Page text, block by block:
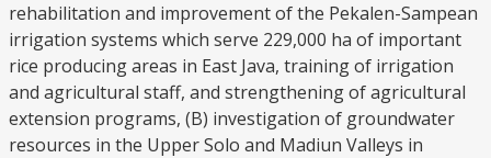
rehabilitation and improvement of the Pekalen-Sampean
irrigation systems which serve 229,000 ha of important
rice producing areas in East Java, training of irrigation
and agricultural staff, and strengthening of agricultural
extension programs, (B) investigation of groundwater
resources in the Upper Solo and Madiun Valleys in